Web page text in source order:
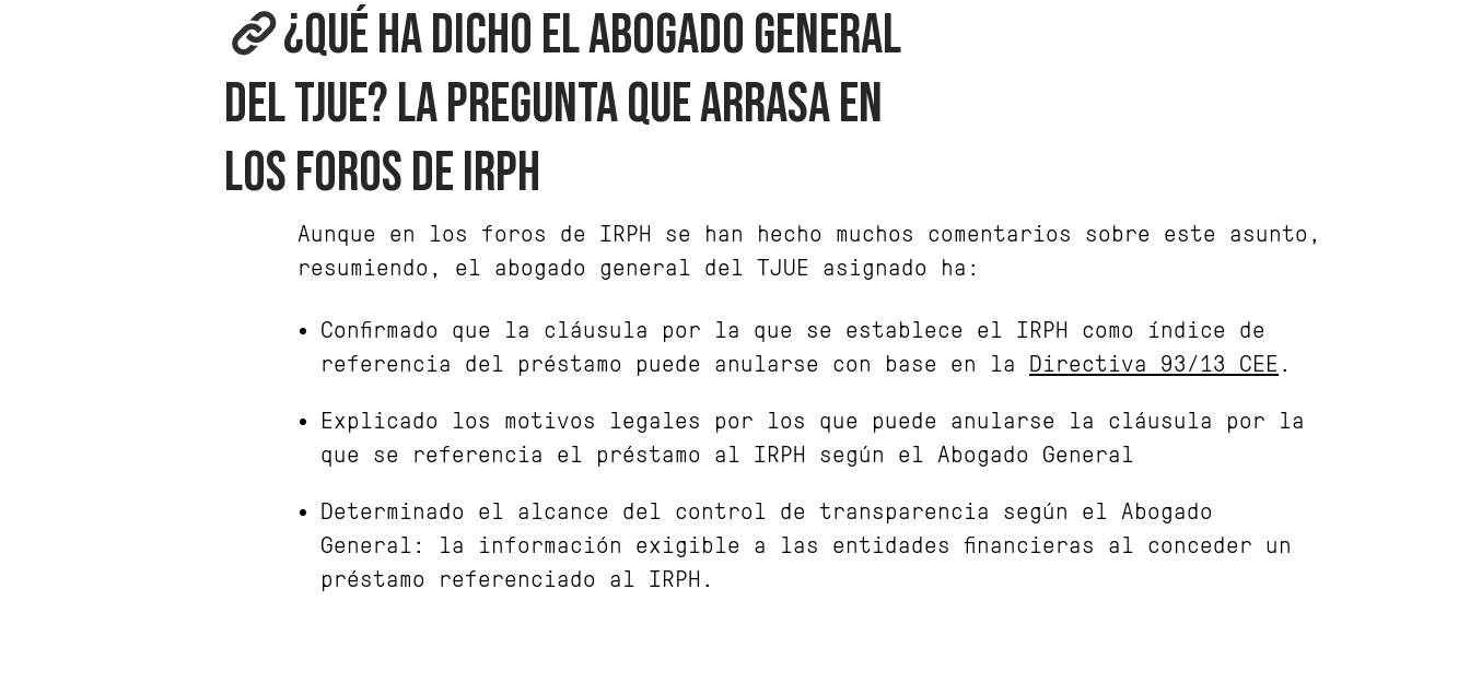
¿QUÉ HA DICHO EL ABOGADO GENERAL
DEL TJUE? LA PREGUNTA QUE ARRASA EN
LOS FOROS DE IRPH
Aunque en los foros de IRPH se han hecho muchos comentarios sobre este asunto,
resumiendo, el abogado general del TJUE asignado ha:
Confirmado que la cláusula por la que se establece el IRPH como índice de
referencia del préstamo puede anularse con base en la Directiva 93/13 CEE .
Explicado los motivos legales por los que puede anularse la cláusula por la
que se referencia el préstamo al IRPH según el Abogado General
Determinado el alcance del control de transparencia según el Abogado
General: la información exigible a las entidades financieras al conceder un
préstamo referenciado al IRPH.